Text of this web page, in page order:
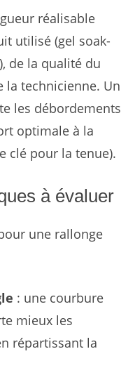
réalisable
utilisé (gel soak-
de la qualité du
la technicienne. Un
les débordements
optimale à la
clé pour la tenue).
à évaluer
une rallonge
: une courbure
mieux les
répartissant la